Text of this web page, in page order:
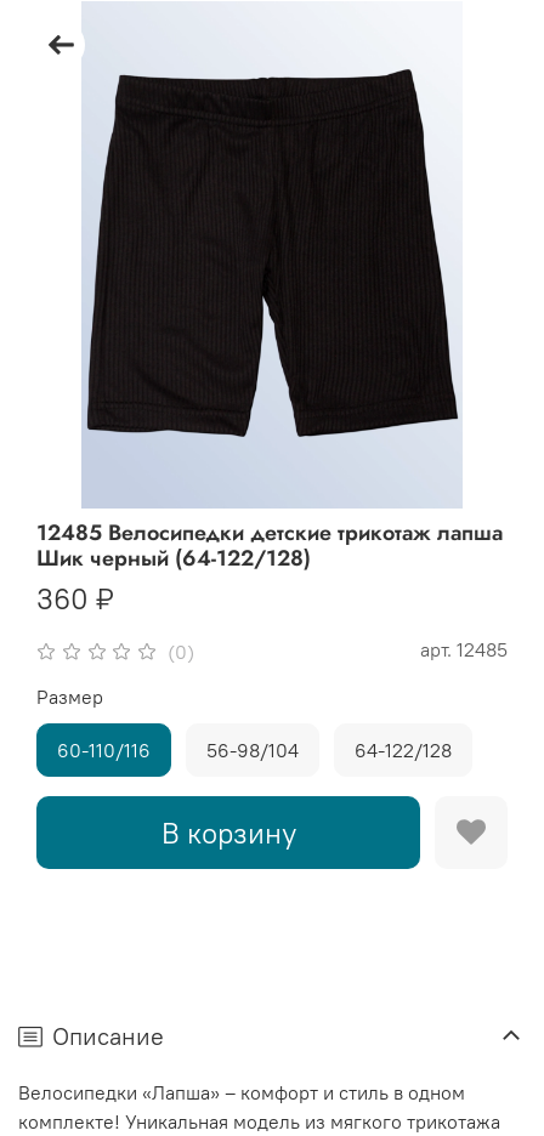
(0) арт. 12485
12485 Велосипедки детские трикотаж лапша
Шик черный (64-122/128)
360 ₽
В корзину
Размер
60-110/116 56-98/104 64-122/128
Описание
Велосипедки «Лапша» – комфорт и стиль в одном
комплекте! Уникальная модель из мягкого трикотажа